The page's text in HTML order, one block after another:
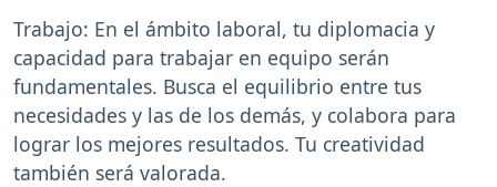
Trabajo: En el ámbito laboral, tu diplomacia y
capacidad para trabajar en equipo serán
fundamentales. Busca el equilibrio entre tus
necesidades y las de los demás, y colabora para
lograr los mejores resultados. Tu creatividad
también será valorada.